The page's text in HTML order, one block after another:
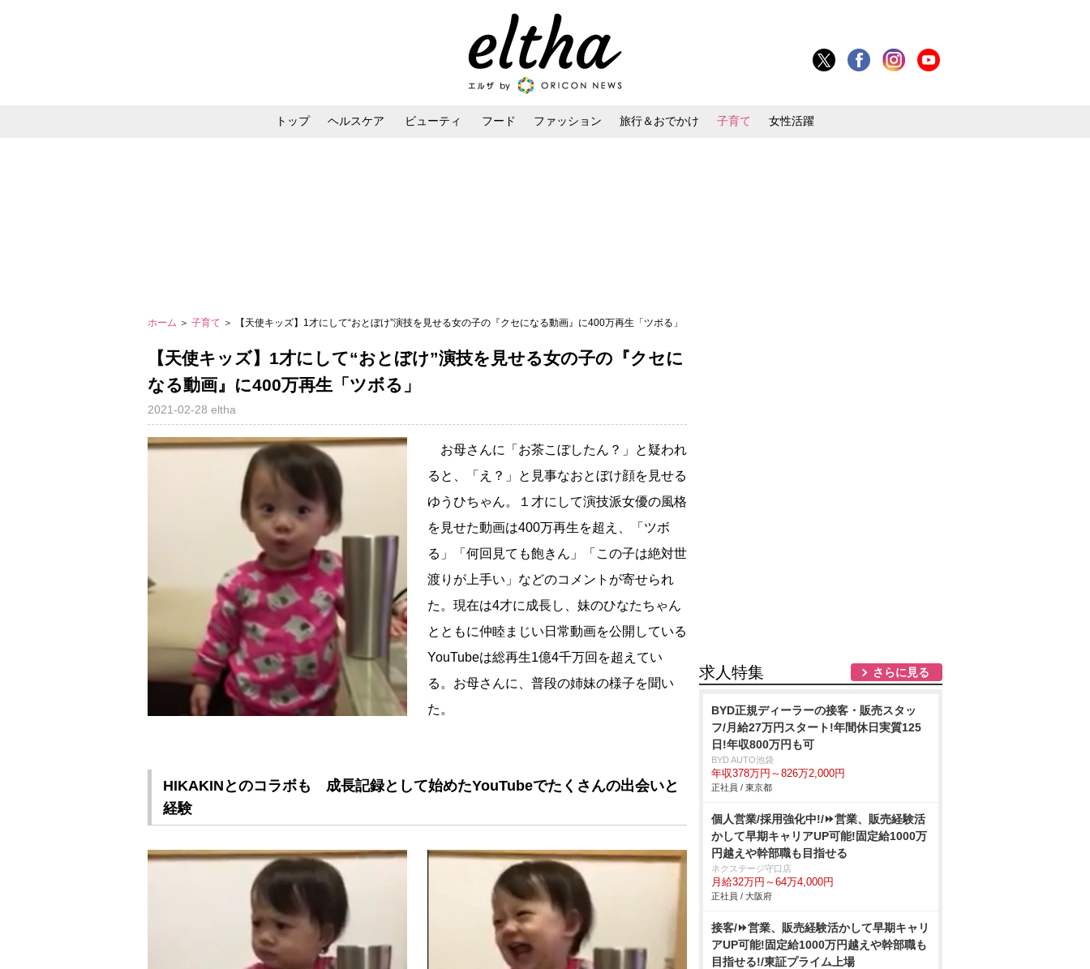
トップ ヘルスケア ビューティ フード ファッション 旅行＆おでかけ 子育て 女性活躍
ホーム ＞ 子育て ＞ 【天使キッズ】1才にして“おとぼけ”演技を見せる女の子の『クセになる動画』に400万再生「ツボる」
【天使キッズ】1才にして“おとぼけ”演技を見せる女の子の『クセに
なる動画』に400万再生「ツボる」
2021-02-28 eltha
お母さんに「お茶こぼしたん？」と疑われ
ると、「え？」と見事なおとぼけ顔を見せる
ゆうひちゃん。１才にして演技派女優の風格
を見せた動画は400万再生を超え、「ツボ
る」「何回見ても飽きん」「この子は絶対世
渡りが上手い」などのコメントが寄せられ
た。現在は4才に成長し、妹のひなたちゃん
とともに仲睦まじい日常動画を公開している
YouTubeは総再生1億4千万回を超えてい
る。お母さんに、普段の姉妹の様子を聞い
た。
HIKAKINとのコラボも 成長記録として始めたYouTubeでたくさんの出会いと
経験
求人特集 さらに見る
BYD正規ディーラーの接客・販売スタッ
フ/月給27万円スタート!年間休日実質125
日!年収800万円も可
BYD AUTO池袋
年収378万円～826万2,000円
正社員 / 東京都
個人営業/採用強化中!/⏩️営業、販売経験活
かして早期キャリアUP可能!固定給1000万
円越えや幹部職も目指せる
ネクステージ守口店
月給32万円～64万4,000円
正社員 / 大阪府
接客/⏩️営業、販売経験活かして早期キャリ
アUP可能!固定給1000万円越えや幹部職も
目指せる!/東証プライム上場